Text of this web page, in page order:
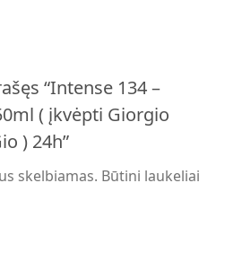
“Intense 134 –
( įkvėpti Giorgio
) 24h”
skelbiamas. Būtini laukeliai